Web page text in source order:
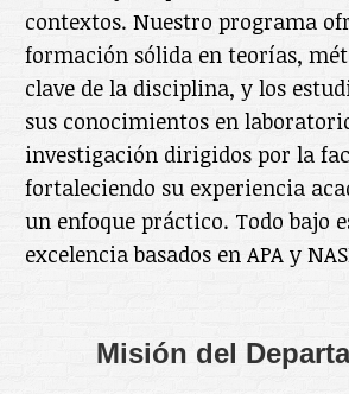
contextos. Nuestro programa
formación sólida en teorías,
clave de la disciplina, y los
sus conocimientos en
investigación dirigidos por la
fortaleciendo su experiencia
un enfoque práctico. Todo bajo
excelencia basados en APA y
Misión del